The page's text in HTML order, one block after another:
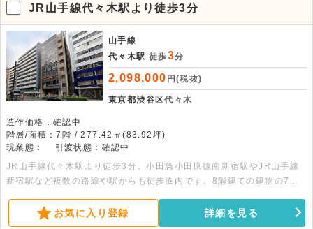
JR山手線代々木駅より徒歩3分
山手線
代々木駅 徒歩3分
2,098,000 円(税抜)
東京都渋谷区代々木
造作価格：確認中
階層/面積：7階 / 277.42㎡(83.92坪)
現業態：
引渡状態：確認中
JR山手線代々木駅より徒歩3分。小田急小田原線南新宿駅やJR山手線
新宿駅など複数の路線や駅からも徒歩圏内です。8階建ての建物の7階
お気に入り登録 詳細を見る